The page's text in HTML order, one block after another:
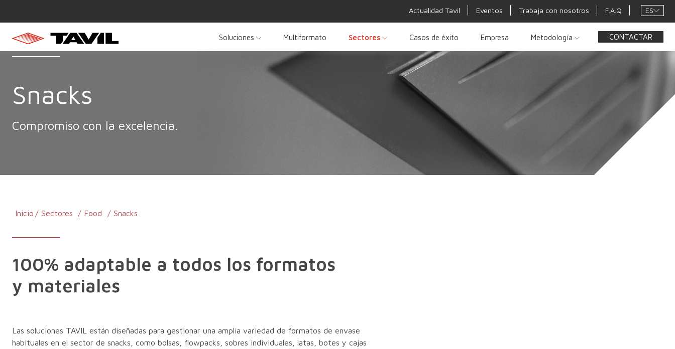
Actualidad Tavil Eventos Trabaja con nosotros F.A.Q ES
Soluciones Multiformato Sectores Casos de éxito Empresa Metodología CONTACTAR
Snacks
Compromiso con la excelencia.
Inicio Sectores Food Snacks
100% adaptable a todos los formatos
y materiales
Las soluciones TAVIL están diseñadas para gestionar una amplia variedad de formatos de envase
habituales en el sector de snacks, como bolsas, flowpacks, sobres individuales, latas, botes y cajas